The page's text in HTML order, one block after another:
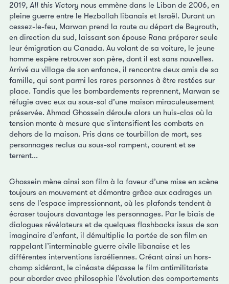
2019, All this Victory nous emmène dans le Liban de 2006, en
pleine guerre entre le Hezbollah libanais et Israël. Durant un
cessez-le-feu, Marwan prend la route au départ de Beyrouth,
en direction du sud, laissant son épouse Rana préparer seule
leur émigration au Canada. Au volant de sa voiture, le jeune
homme espère retrouver son père, dont il est sans nouvelles.
Arrivé au village de son enfance, il rencontre deux amis de sa
famille, qui sont parmi les rares personnes à être restées sur
place. Tandis que les bombardements reprennent, Marwan se
réfugie avec eux au sous-sol d’une maison miraculeusement
préservée. Ahmad Ghossein déroule alors un huis-clos où la
tension monte à mesure que s’intensifient les combats en
dehors de la maison. Pris dans ce tourbillon de mort, ses
personnages reclus au sous-sol rampent, courent et se
terrent...
Ghossein mène ainsi son film à la faveur d’une mise en scène
toujours en mouvement et démontre grâce aux cadrages un
sens de l’espace impressionnant, où les plafonds tendent à
écraser toujours davantage les personnages. Par le biais de
dialogues révélateurs et de quelques flashbacks issus de son
imaginaire d’enfant, il démultiplie la portée de son film en
rappelant l’interminable guerre civile libanaise et les
différentes interventions israéliennes. Créant ainsi un hors-
champ sidérant, le cinéaste dépasse le film antimilitariste
pour aborder avec philosophie l’évolution des comportements